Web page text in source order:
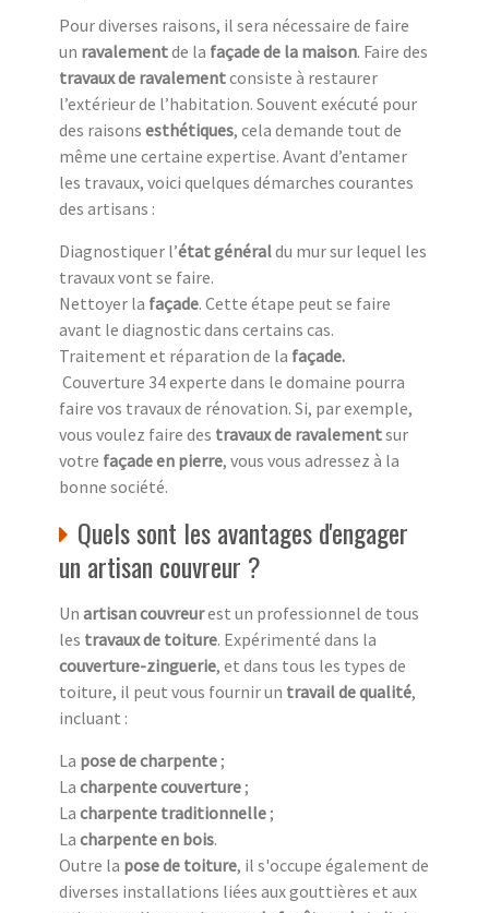
Pour diverses raisons, il sera nécessaire de faire
un ravalementde la façade de la maison. Faire des
travaux de ravalementconsiste à restaurer
l’extérieur de l’habitation. Souvent exécuté pour
des raisons esthétiques, cela demande tout de
même une certaine expertise. Avant d’entamer
les travaux, voici quelques démarches courantes
des artisans :
Diagnostiquer l’état généraldu mur sur lequel les
travaux vont se faire.
Nettoyer la façade. Cette étape peut se faire
avant le diagnostic dans certains cas.
Traitement et réparation de la façade.
Couverture 34 experte dans le domaine pourra
faire vos travaux de rénovation. Si, par exemple,
vous voulez faire des travaux de ravalementsur
votre façade en pierre, vous vous adressez à la
bonne société.
Quels sont les avantages d'engager
un artisan couvreur ?
Un artisan couvreurest un professionnel de tous
les travaux de toiture. Expérimenté dans la
couverture-zinguerie, et dans tous les types de
toiture, il peut vous fournir un travail de qualité,
incluant :
La pose de charpente;
La charpente couverture;
La charpente traditionnelle;
La charpente en bois.
Outre la pose de toiture, il s'occupe également de
diverses installations liées aux gouttières et aux